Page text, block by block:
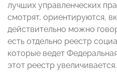
лучших управленческих
смотрят, ориентируются,
действительно можно
есть отдельно реестр
которые ведет
этот реестр